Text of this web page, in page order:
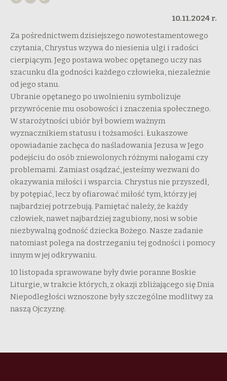
10.11.2024 r.
Za pośrednictwem dzisiejszego nowotestamentowego
czytania, Chrystus wzywa do niesienia ulgi i radości
cierpiącym. Jego postawa wobec opętanego uczy nas
szacunku dla godności każdego człowieka, niezależnie
od jego stanu.
Ubranie opętanego po uwolnieniu symbolizuje
przywrócenie mu osobowości i znaczenia społecznego.
W starożytności ubiór był bowiem ważnym
wyznacznikiem statusu i tożsamości. Łukaszowe
opowiadanie zachęca do naśladowania Jezusa w Jego
podejściu do osób zniewolonych różnymi nałogami czy
problemami. Zamiast osądzać, jesteśmy wezwani do
okazywania miłości i wsparcia. Chrystus nie przyszedł,
by potępiać, lecz by ofiarować miłość tym, którzy jej
najbardziej potrzebują. Pamiętać należy, że każdy
człowiek, nawet najbardziej zagubiony, nosi w sobie
niezbywalną godność dziecka Bożego. Nasze zadanie
natomiast polega na dostrzeganiu tej godności i pomocy
innym w jej odkrywaniu.
10 listopada sprawowane były dwie poranne Boskie
Liturgie, w trakcie których, z okazji zbliżającego się Dnia
Niepodległości wznoszone były szczególne modlitwy za
naszą Ojczyznę.